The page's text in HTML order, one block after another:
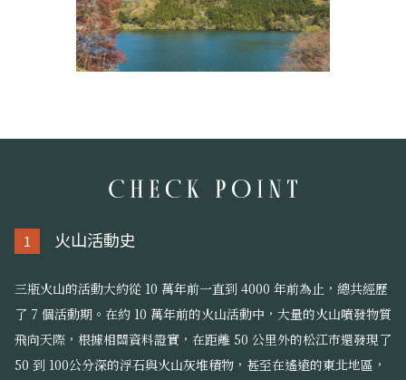
1 火山活動史
三瓶火山的活動大約從 10 萬年前一直到 4000 年前為止，總共經歷
了 7 個活動期。在約 10 萬年前的火山活動中，大量的火山噴發物質
飛向天際，根據相關資料證實，在距離 50 公里外的松江市還發現了
50 到 100公分深的浮石與火山灰堆積物，甚至在遙遠的東北地區，